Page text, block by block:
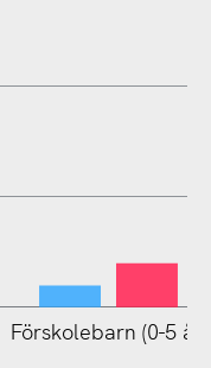
Lågstadiebarn (6-10
Förskolebarn (0-5 år)